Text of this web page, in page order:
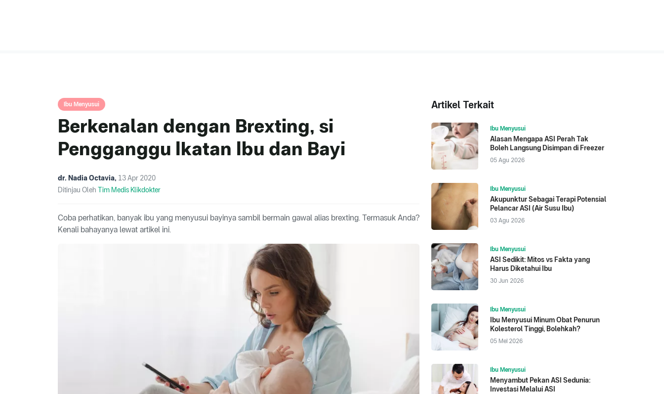
Ibu Menyusui
Berkenalan dengan Brexting, si
Pengganggu Ikatan Ibu dan Bayi
dr. Nadia Octavia, 13 Apr 2020
Ditinjau Oleh Tim Medis Klikdokter
Coba perhatikan, banyak ibu yang menyusui bayinya sambil bermain gawal alias brexting. Termasuk Anda?
Kenali bahayanya lewat artikel ini.
Artikel Terkait
Ibu Menyusui
Alasan Mengapa ASI Perah Tak
Boleh Langsung Disimpan di Freezer
05 Agu 2026
Ibu Menyusui
Akupunktur Sebagai Terapi Potensial
Pelancar ASI (Air Susu Ibu)
03 Agu 2026
Ibu Menyusui
ASI Sedikit: Mitos vs Fakta yang
Harus Diketahui Ibu
30 Jun 2026
Ibu Menyusui
Ibu Menyusui Minum Obat Penurun
Kolesterol Tinggi, Bolehkah?
05 Mei 2026
Ibu Menyusui
Menyambut Pekan ASI Sedunia:
Investasi Melalui ASI